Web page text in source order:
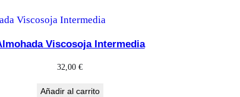
Viscosoja Intermedia
32,00€
Añadir al carrito